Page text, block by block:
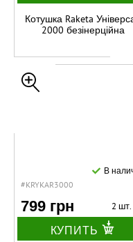
Котушка Raketa
2000 безінерційна
#KRYKAR3000
В
799 грн 2 шт.
КУПИТЬ